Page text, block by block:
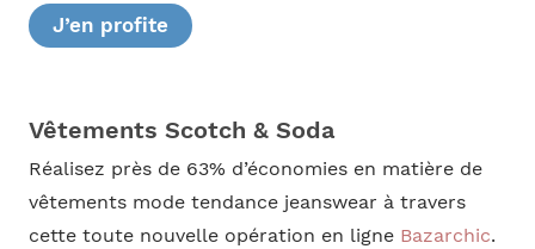
J’en profite
Vêtements Scotch & Soda
Réalisez près de 63% d’économies en matière de
vêtements mode tendance jeanswear à travers
cette toute nouvelle opération en ligne Bazarchic.